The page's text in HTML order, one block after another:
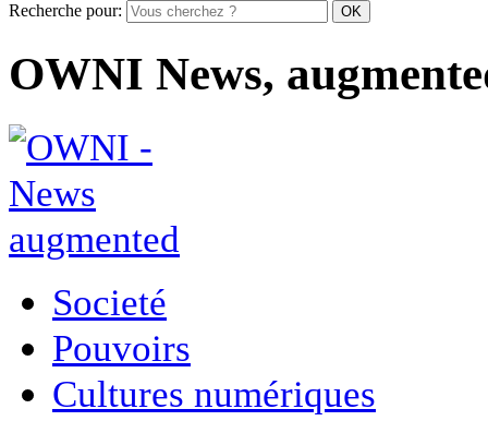
Recherche pour:
OWNI News,
Societé
Pouvoirs
Cultures numériques